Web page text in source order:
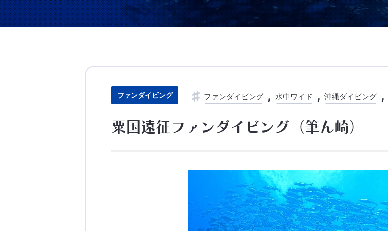
ファンダイビング ファンダイビング 水中ワイド 沖縄ダイビング
粟国遠征ファンダイビング（筆ん崎）